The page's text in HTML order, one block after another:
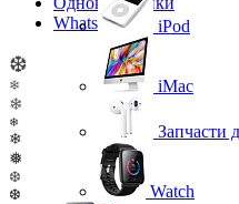
WhatsApp
❆
❄
❄
❄
❄
❅
❆
❆
iPod
iMac
Запчасти
Watch